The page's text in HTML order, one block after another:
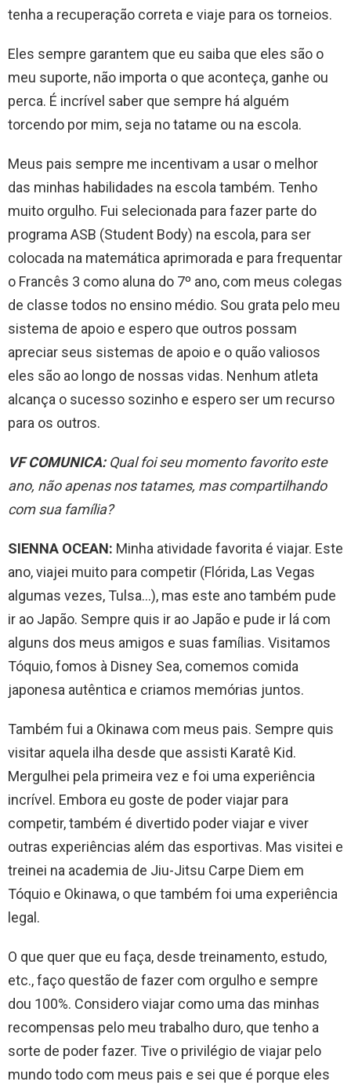
tenha a recuperação correta e viaje para os torneios.
Eles sempre garantem que eu saiba que eles são o
meu suporte, não importa o que aconteça, ganhe ou
perca. É incrível saber que sempre há alguém
torcendo por mim, seja no tatame ou na escola.
Meus pais sempre me incentivam a usar o melhor
das minhas habilidades na escola também. Tenho
muito orgulho. Fui selecionada para fazer parte do
programa ASB (Student Body) na escola, para ser
colocada na matemática aprimorada e para frequentar
o Francês 3 como aluna do 7º ano, com meus colegas
de classe todos no ensino médio. Sou grata pelo meu
sistema de apoio e espero que outros possam
apreciar seus sistemas de apoio e o quão valiosos
eles são ao longo de nossas vidas. Nenhum atleta
alcança o sucesso sozinho e espero ser um recurso
para os outros.
VF COMUNICA:Qual foi seu momento favorito este
ano, não apenas nos tatames, mas compartilhando
com sua família?
SIENNA OCEAN: Minha atividade favorita é viajar. Este
ano, viajei muito para competir (Flórida, Las Vegas
algumas vezes, Tulsa…), mas este ano também pude
ir ao Japão. Sempre quis ir ao Japão e pude ir lá com
alguns dos meus amigos e suas famílias. Visitamos
Tóquio, fomos à Disney Sea, comemos comida
japonesa autêntica e criamos memórias juntos.
Também fui a Okinawa com meus pais. Sempre quis
visitar aquela ilha desde que assisti Karatê Kid.
Mergulhei pela primeira vez e foi uma experiência
incrível. Embora eu goste de poder viajar para
competir, também é divertido poder viajar e viver
outras experiências além das esportivas. Mas visitei e
treinei na academia de Jiu-Jitsu Carpe Diem em
Tóquio e Okinawa, o que também foi uma experiência
legal.
O que quer que eu faça, desde treinamento, estudo,
etc., faço questão de fazer com orgulho e sempre
dou 100%. Considero viajar como uma das minhas
recompensas pelo meu trabalho duro, que tenho a
sorte de poder fazer. Tive o privilégio de viajar pelo
mundo todo com meus pais e sei que é porque eles